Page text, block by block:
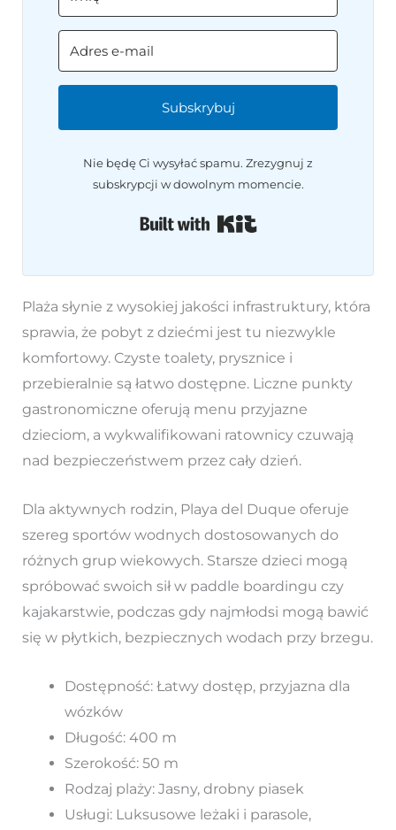
Subskrybuj
Nie będę Ci wysyłać spamu. Zrezygnuj z
subskrypcji w dowolnym momencie.
Plaża słynie z wysokiej jakości infrastruktury, która
sprawia, że pobyt z dziećmi jest tu niezwykle
komfortowy. Czyste toalety, prysznice i
przebieralnie są łatwo dostępne. Liczne punkty
gastronomiczne oferują menu przyjazne
dzieciom, a wykwalifikowani ratownicy czuwają
nad bezpieczeństwem przez cały dzień.
Dla aktywnych rodzin, Playa del Duque oferuje
szereg sportów wodnych dostosowanych do
różnych grup wiekowych. Starsze dzieci mogą
spróbować swoich sił w paddle boardingu czy
kajakarstwie, podczas gdy najmłodsi mogą bawić
się w płytkich, bezpiecznych wodach przy brzegu.
Dostępność: Łatwy dostęp, przyjazna dla
wózków
Długość: 400 m
Szerokość: 50 m
Rodzaj plaży: Jasny, drobny piasek
Usługi: Luksusowe leżaki i parasole,